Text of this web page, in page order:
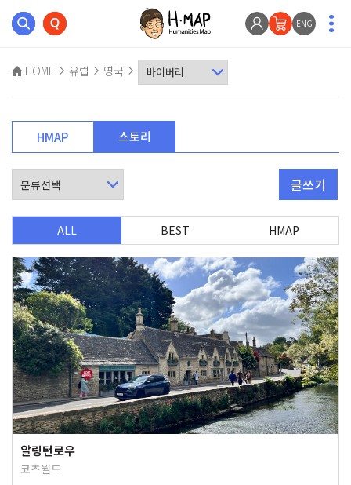
ENG
HOME 유럽 영국
HMAP 스토리
글쓰기
ALL BEST HMAP
알링턴로우
코츠월드